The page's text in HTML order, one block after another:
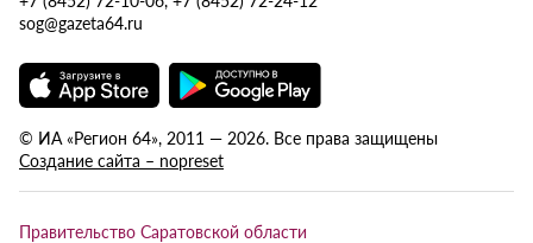
sog@gazeta64.ru
© ИА «Регион 64», 2011 — 2026. Все права защищены
Создание сайта – nopreset
Правительство Саратовской области